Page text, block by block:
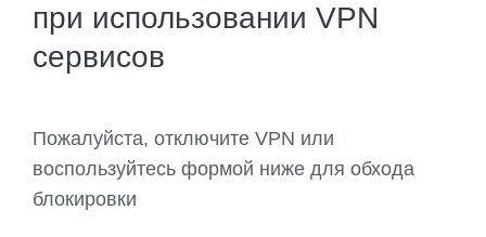
при использовании VPN
сервисов
Пожалуйста, отключите VPN или
воспользуйтесь формой ниже для обхода
блокировки